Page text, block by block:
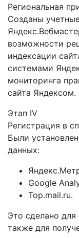
Региональная
Созданы
возможности
индексации
системами
мониторинга
сайта Яндексом.
Этап IV
Регистрация в
Были
данных:
Google
Top.mail.ru.
Это сделано для
также для